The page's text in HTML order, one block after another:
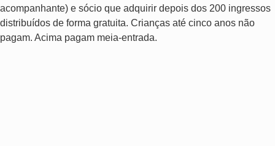
acompanhante) e sócio que adquirir depois dos 200 ingressos
distribuídos de forma gratuita. Crianças até cinco anos não
pagam. Acima pagam meia-entrada.